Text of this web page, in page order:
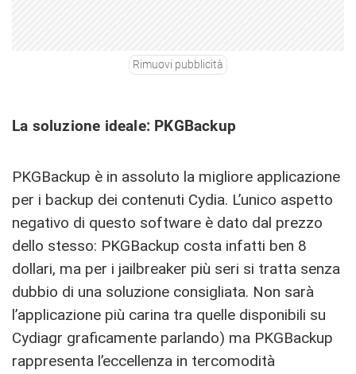
Rimuovi pubblicità
La soluzione ideale: PKGBackup
PKGBackup è in assoluto la migliore applicazione
per i backup dei contenuti Cydia. L’unico aspetto
negativo di questo software è dato dal prezzo
dello stesso: PKGBackup costa infatti ben 8
dollari, ma per i jailbreaker più seri si tratta senza
dubbio di una soluzione consigliata. Non sarà
l’applicazione più carina tra quelle disponibili su
Cydiagr graficamente parlando) ma PKGBackup
rappresenta l’eccellenza in tercomodità